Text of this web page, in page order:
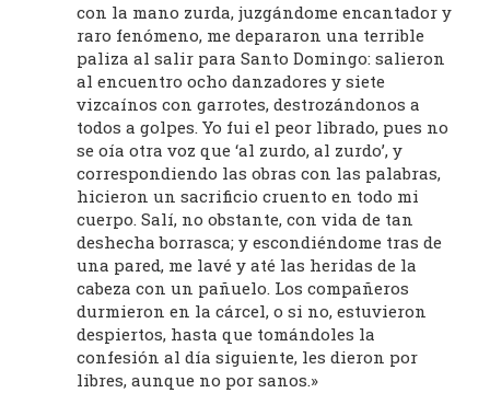
con la mano zurda, juzgándome encantador y
raro fenómeno, me depararon una terrible
paliza al salir para Santo Domingo: salieron
al encuentro ocho danzadores y siete
vizcaínos con garrotes, destrozándonos a
todos a golpes. Yo fui el peor librado, pues no
se oía otra voz que ‘al zurdo, al zurdo’, y
correspondiendo las obras con las palabras,
hicieron un sacrificio cruento en todo mi
cuerpo. Salí, no obstante, con vida de tan
deshecha borrasca; y escondiéndome tras de
una pared, me lavé y até las heridas de la
cabeza con un pañuelo. Los compañeros
durmieron en la cárcel, o si no, estuvieron
despiertos, hasta que tomándoles la
confesión al día siguiente, les dieron por
libres, aunque no por sanos.»